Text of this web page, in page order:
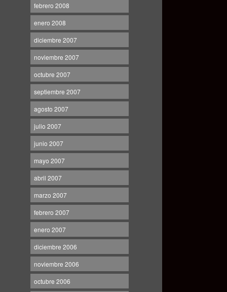
febrero 2008
enero 2008
diciembre 2007
noviembre 2007
octubre 2007
septiembre 2007
agosto 2007
julio 2007
junio 2007
mayo 2007
abril 2007
marzo 2007
febrero 2007
enero 2007
diciembre 2006
noviembre 2006
octubre 2006